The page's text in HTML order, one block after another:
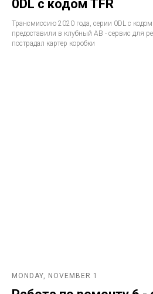
0DL с кодом TFR
Трансмиссию 2020 года, серии 0DL с кодом
предоставили в клубный АВ - сервис для
пострадал картер коробки
MONDAY, NOVEMBER 1